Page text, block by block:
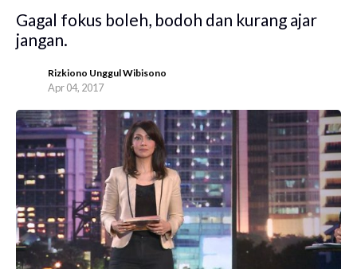
Gagal fokus boleh, bodoh dan kurang ajar
jangan.
Rizkiono Unggul Wibisono
Apr 04, 2017